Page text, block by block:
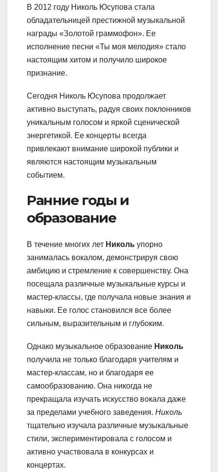
В 2012 году Николь Юсупова стала
обладательницей престижной музыкальной
награды «Золотой граммофон». Ее
исполнение песни «Ты моя мелодия» стало
настоящим хитом и получило широкое
признание.
Сегодня Николь Юсупова продолжает
активно выступать, радуя своих поклонников
уникальным голосом и яркой сценической
энергетикой. Ее концерты всегда
привлекают внимание широкой публики и
являются настоящим музыкальным
событием.
Ранние годы и
образование
В течение многих лет Николь упорно
занималась вокалом, демонстрируя свою
амбицию и стремление к совершенству. Она
посещала различные музыкальные курсы и
мастер-классы, где получала новые знания и
навыки. Ее голос становился все более
сильным, выразительным и глубоким.
Однако музыкальное образование Николь
получила не только благодаря учителям и
мастер-классам, но и благодаря ее
самообразованию. Она никогда не
прекращала изучать искусство вокала даже
за пределами учебного заведения. Николь
тщательно изучала различные музыкальные
стили, экспериментировала с голосом и
активно участвовала в конкурсах и
концертах.